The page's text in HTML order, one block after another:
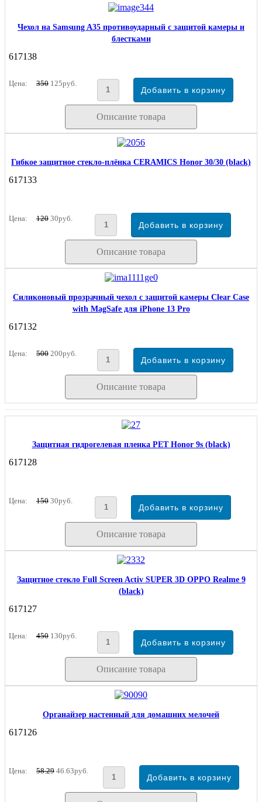
Чехол на Samsung A35 противоударный с защитой камеры и
блестками
617138
Цена: 350 125руб.
Описание товара
Гибкое защитное стекло-плёнка CERAMICS Honor 30/30 (black)
617133
Цена: 120 30руб.
Описание товара
Силиконовый прозрачный чехол с защитой камеры Clear Case
with MagSafe для iPhone 13 Pro
617132
Цена: 500 200руб.
Описание товара
Защитная гидрогелевая пленка PET Honor 9s (black)
617128
Цена: 150 30руб.
Описание товара
Защитное стекло Full Screen Activ SUPER 3D OPPO Realme 9
(black)
617127
Цена: 450 130руб.
Описание товара
Органайзер настенный для домашних мелочей
617126
Цена: 58.29 46.63руб.